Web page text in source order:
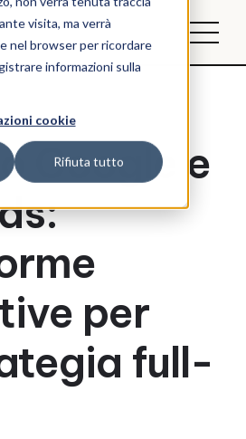
visita, ma verrà
nel browser per ricordare
informazioni sulla
cookie
Rifiuta tutto
Google e
per
full-